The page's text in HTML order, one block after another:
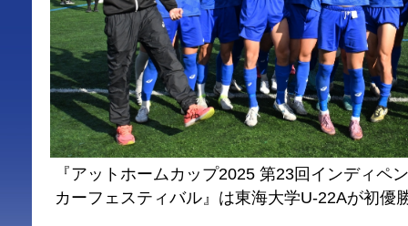
『アットホームカップ2025 第23回インディペ
カーフェスティバル』は東海大学U-22Aが初優